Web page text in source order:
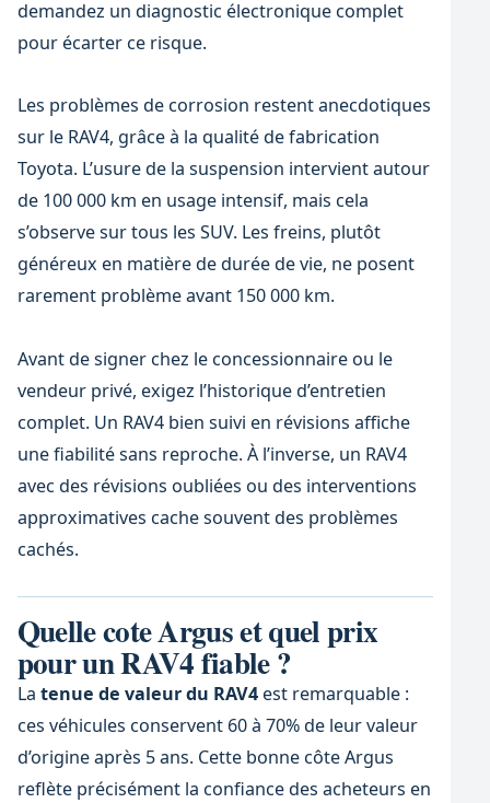
demandez un diagnostic électronique complet
pour écarter ce risque.
Les problèmes de corrosion restent anecdotiques
sur le RAV4, grâce à la qualité de fabrication
Toyota. L’usure de la suspension intervient autour
de 100 000 km en usage intensif, mais cela
s’observe sur tous les SUV. Les freins, plutôt
généreux en matière de durée de vie, ne posent
rarement problème avant 150 000 km.
Avant de signer chez le concessionnaire ou le
vendeur privé, exigez l’historique d’entretien
complet. Un RAV4 bien suivi en révisions affiche
une fiabilité sans reproche. À l’inverse, un RAV4
avec des révisions oubliées ou des interventions
approximatives cache souvent des problèmes
cachés.
Quelle cote Argus et quel prix
pour un RAV4 fiable ?
La tenue de valeur du RAV4est remarquable :
ces véhicules conservent 60 à 70% de leur valeur
d’origine après 5 ans. Cette bonne côte Argus
reflète précisément la confiance des acheteurs en